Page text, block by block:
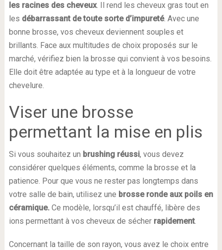
les racines des cheveux. Il rend les cheveux gras tout en
les débarrassant de toute sorte d’impureté. Avec une
bonne brosse, vos cheveux deviennent souples et
brillants. Face aux multitudes de choix proposés sur le
marché, vérifiez bien la brosse qui convient à vos besoins.
Elle doit être adaptée au type et à la longueur de votre
chevelure.
Viser une brosse
permettant la mise en plis
Si vous souhaitez un brushing réussi, vous devez
considérer quelques éléments, comme la brosse et la
patience. Pour que vous ne rester pas longtemps dans
votre salle de bain, utilisez une brosse ronde aux poils en
céramique.Ce modèle, lorsqu’il est chauffé, libère des
ions permettant à vos cheveux de sécherrapidement.
Concernant la taille de son rayon, vous avez le choix entre